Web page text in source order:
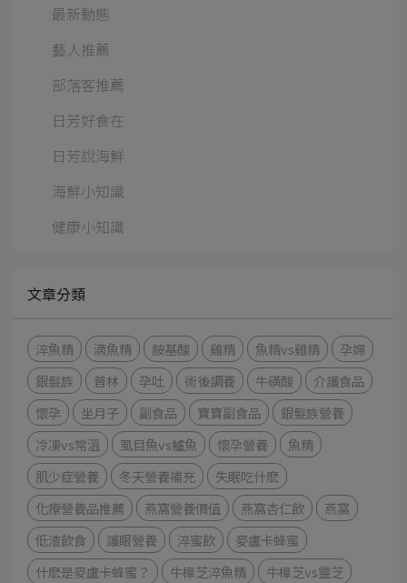
最新動態
藝人推薦
部落客推薦
日芳好食在
日芳說海鮮
海鮮小知識
健康小知識
文章分類
淬魚精 滴魚精 胺基酸 雞精 魚精vs雞精
孕婦
銀髮族
普林 孕吐 術後調養 牛磺酸
介護食品
懷孕
坐月子 副食品 寶寶副食品
銀髮族營養
冷凍vs常溫
虱目魚vs鱸魚 懷孕營養
魚精
肌少症營養
冬天營養補充
失眠吃什麽
化療營養品推薦
燕窩營養價值 燕窩杏仁飲
燕窩
低渣飲食
護眼營養 淬蜜飲
麥盧卡蜂蜜
什麽是麥盧卡蜂蜜？
牛樟芝淬魚精
牛樟芝vs靈芝